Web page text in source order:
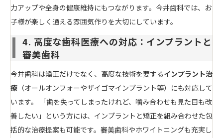
力アップや全身の健康維持にもつながります。今井歯科では、お
子様が楽しく通える雰囲気作りを大切にしています。
4. 高度な歯科医療への対応：インプラントと
審美歯科
今井歯科は矯正だけでなく、高度な技術を要するインプラント治
療 （オールオンフォーやザイゴマインプラント等）にも対応して
います。 「歯を失ってしまったけれど、噛み合わせも見た目も改
善したい」という方には、インプラントと矯正を組み合わせた包
括的な治療提案も可能です。審美歯科やホワイトニングも充実し